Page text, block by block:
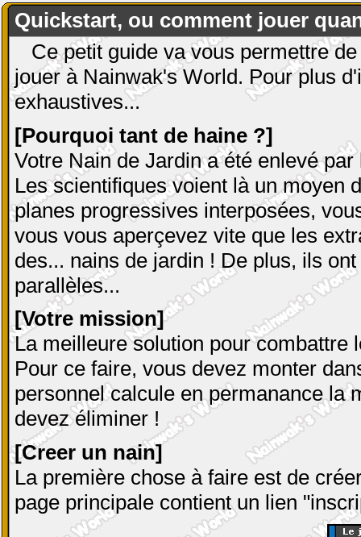
Quickstart, ou comment jouer
Ce petit guide va vous permettre
jouer à Nainwak's World. Pour plus
exhaustives...
[Pourquoi tant de haine ?]
Votre Nain de Jardin a été enlevé
Les scientifiques voient là un moyen
planes progressives interposées,
vous vous aperçevez vite que les
des... nains de jardin ! De plus, ils
parallèles...
[Votre mission]
La meilleure solution pour
Pour ce faire, vous devez monter
personnel calcule en permanance la
devez éliminer !
[Creer un nain]
La première chose à faire est de
page principale contient un lien